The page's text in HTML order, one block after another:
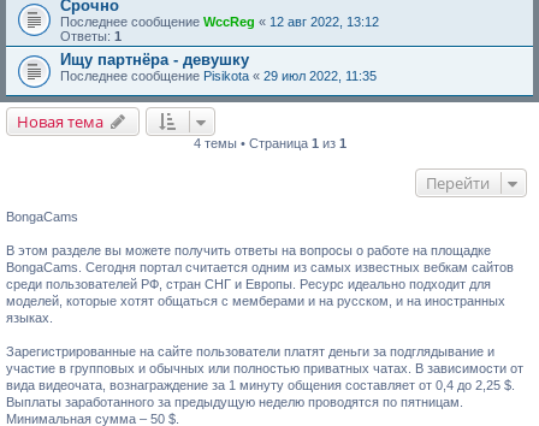
Срочно
Последнее сообщение WccReg « 12 авг 2022, 13:12
Ответы: 1
Ищу партнёра - девушку
Последнее сообщение Pisikota « 29 июл 2022, 11:35
Новая тема
4 темы • Страница 1 из 1
Перейти
BongaCams
В этом разделе вы можете получить ответы на вопросы о работе на площадке
BongaCams. Сегодня портал считается одним из самых известных вебкам сайтов
среди пользователей РФ, стран СНГ и Европы. Ресурс идеально подходит для
моделей, которые хотят общаться с мемберами и на русском, и на иностранных
языках.
Зарегистрированные на сайте пользователи платят деньги за подглядывание и
участие в групповых и обычных или полностью приватных чатах. В зависимости от
вида видеочата, вознаграждение за 1 минуту общения составляет от 0,4 до 2,25 $.
Выплаты заработанного за предыдущую неделю проводятся по пятницам.
Минимальная сумма – 50 $.